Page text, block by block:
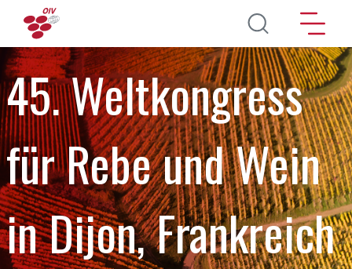
Direkt zum Inhalt
45. Weltkongress
für Rebe und Wein
in Dijon, Frankreich